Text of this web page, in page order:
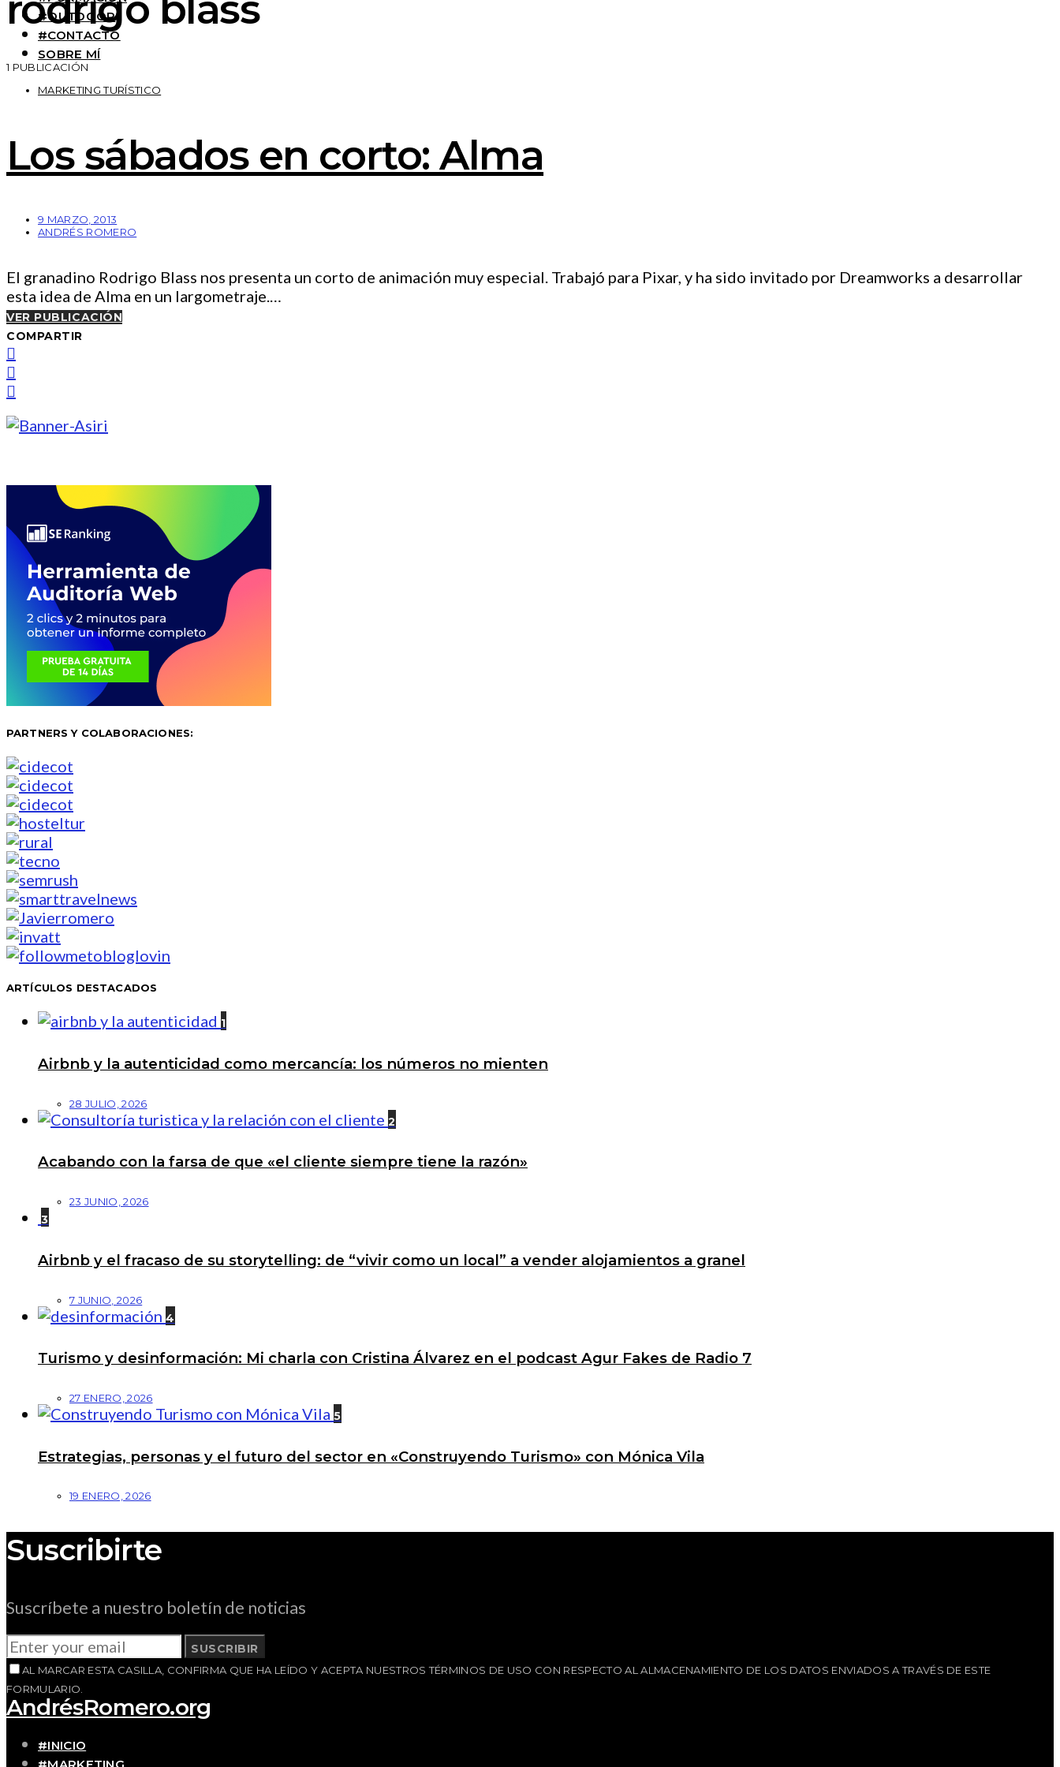
#OUTDOOR
#CONTACTO
SOBRE MÍ
1 PUBLICACIÓN
MARKETING TURÍSTICO
Los sábados en corto: Alma
9 MARZO, 2013
ANDRÉS ROMERO
El granadino Rodrigo Blass nos presenta un corto de animación muy especial. Trabajó para Pixar, y ha sido invitado por Dreamworks a desarrollar
esta idea de Alma en un largometraje.…
VER PUBLICACIÓN
COMPARTIR
PARTNERS Y COLABORACIONES:
ARTÍCULOS DESTACADOS
1
Airbnb y la autenticidad como mercancía: los números no mienten
28 JULIO, 2026
2
Acabando con la farsa de que «el cliente siempre tiene la razón»
23 JUNIO, 2026
3
Airbnb y el fracaso de su storytelling: de “vivir como un local” a vender alojamientos a granel
7 JUNIO, 2026
4
Turismo y desinformación: Mi charla con Cristina Álvarez en el podcast Agur Fakes de Radio 7
27 ENERO, 2026
5
Estrategias, personas y el futuro del sector en «Construyendo Turismo» con Mónica Vila
19 ENERO, 2026
Suscribirte
Suscríbete a nuestro boletín de noticias
SUSCRIBIR
AL MARCAR ESTA CASILLA, CONFIRMA QUE HA LEÍDO Y ACEPTA NUESTROS TÉRMINOS DE USO CON RESPECTO AL ALMACENAMIENTO DE LOS DATOS ENVIADOS A TRAVÉS DE ESTE
FORMULARIO.
AndrésRomero.org
#INICIO